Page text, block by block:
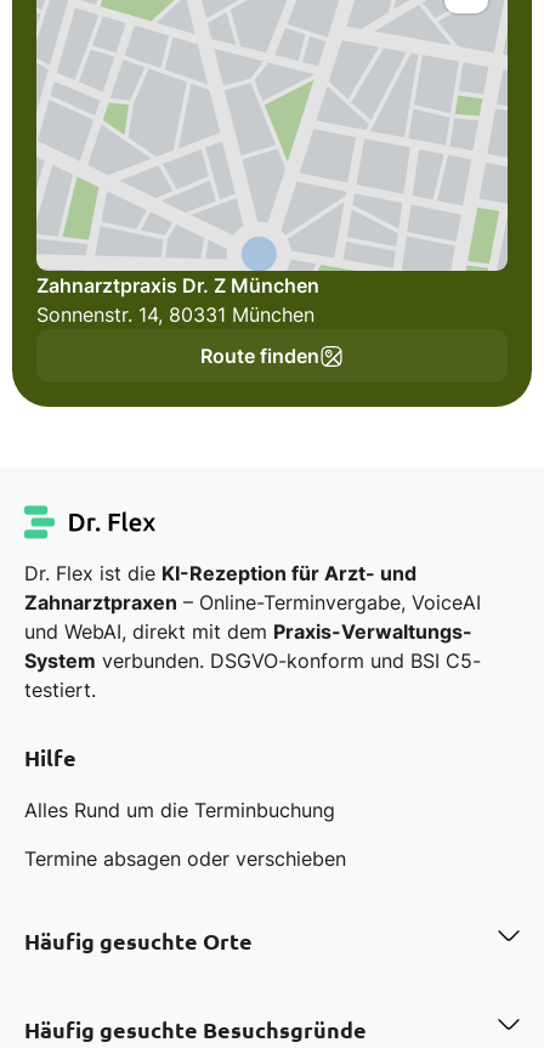
Zahnarztpraxis Dr. Z München
Sonnenstr. 14, 80331 München
Route finden
Dr. Flex ist die KI-Rezeption für Arzt- und
Zahnarztpraxen – Online-Terminvergabe, VoiceAI
und WebAI, direkt mit dem Praxis-Verwaltungs-
System verbunden. DSGVO-konform und BSI C5-
testiert.
Hilfe
Alles Rund um die Terminbuchung
Termine absagen oder verschieben
Häufig gesuchte Orte
Zahnarzt in Hamburg
Häufig gesuchte Besuchsgründe